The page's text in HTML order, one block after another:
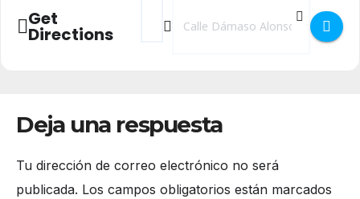
Get
Directions
Address - Cartelera Cines Artesiete []
Destination Address - Cartelera
Deja una respuesta
Tu dirección de correo electrónico no será
publicada. Los campos obligatorios están marcados